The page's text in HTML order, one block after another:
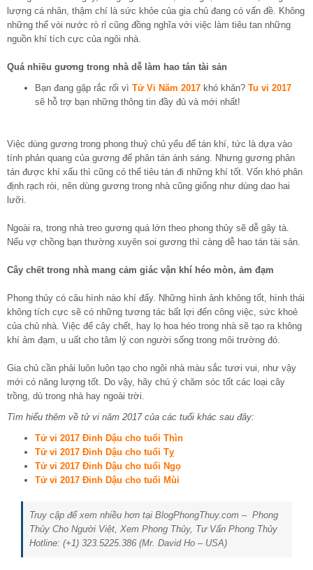
lượng cá nhân, thậm chí là sức khỏe của gia chủ đang có vấn đề. Không
những thế vòi nước rò rỉ cũng đồng nghĩa với việc làm tiêu tan những
nguồn khí tích cực của ngôi nhà.
Quá nhiều gương trong nhà dễ làm hao tán tài sản
Bạn đang gặp rắc rối vì Tử Vi Năm 2017 khó khăn? Tu vi 2017
sẽ hỗ trợ bạn những thông tin đầy đủ và mới nhất!
Việc dùng gương trong phong thuỷ chủ yếu để tán khí, tức là dựa vào
tính phản quang của gương để phân tán ánh sáng. Nhưng gương phân
tán được khí xấu thì cũng có thể tiêu tán đi những khí tốt. Vốn khó phân
định rạch ròi, nên dùng gương trong nhà cũng giống như dùng dao hai
lưỡi.
Ngoài ra, trong nhà treo gương quá lớn theo phong thủy sẽ dễ gây tà.
Nếu vợ chồng bạn thường xuyên soi gương thì càng dễ hao tán tài sản.
Cây chết trong nhà mang cảm giác vận khí héo mòn, ảm đạm
Phong thủy có câu hình nào khí đấy. Những hình ảnh không tốt, hình thái
không tích cực sẽ có những tương tác bất lợi đến công việc, sức khoẻ
của chủ nhà. Việc để cây chết, hay lọ hoa héo trong nhà sẽ tạo ra không
khí ảm đạm, u uất cho tâm lý con người sống trong môi trường đó.
Gia chủ cần phải luôn luôn tạo cho ngôi nhà màu sắc tươi vui, như vậy
mới có năng lượng tốt. Do vậy, hãy chú ý chăm sóc tốt các loại cây
trồng, dù trong nhà hay ngoài trời.
Tìm hiểu thêm về tử vi năm 2017 của các tuổi khác sau đây:
Tử vi 2017 Đinh Dậu cho tuổi Thìn
Tử vi 2017 Đinh Dậu cho tuổi Tỵ
Tử vi 2017 Đinh Dậu cho tuổi Ngọ
Tử vi 2017 Đinh Dậu cho tuổi Mùi
Truy cập để xem nhiều hơn tại BlogPhongThuy.com – Phong
Thủy Cho Người Việt, Xem Phong Thủy, Tư Vấn Phong Thủy
Hotline: (+1) 323.5225.386 (Mr. David Ho – USA)